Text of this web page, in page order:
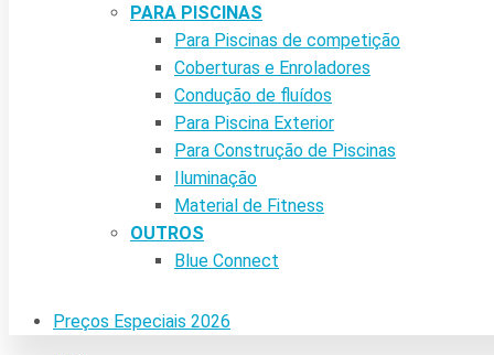
PARA PISCINAS
Para Piscinas de competição
Coberturas e Enroladores
Condução de fluídos
Para Piscina Exterior
Para Construção de Piscinas
Iluminação
Material de Fitness
OUTROS
Blue Connect
Preços Especiais 2026